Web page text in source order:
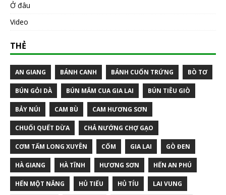
Ở đâu
Video
THẺ
AN GIANG BÁNH CANH BÁNH CUỐN TRỨNG BÒ TƠ
BÚN GỎI DÀ BÚN MẮM CUA GIA LAI BÚN TIÊU GIÒ
BẢY NÚI CAM BÙ CAM HƯƠNG SƠN
CHUỐI QUẾT DỪA CHẢ NƯỚNG CHỢ GẠO
CƠM TẤM LONG XUYÊN CỐM GIA LAI GÒ ĐEN
HÀ GIANG HÀ TĨNH HƯƠNG SƠN HẾN AN PHÚ
HẾN MỘT NẮNG HỦ TIẾU HỦ TÍU LAI VUNG